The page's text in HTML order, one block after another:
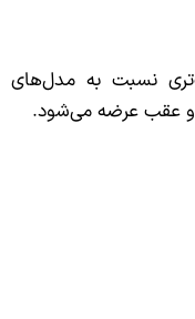
نسبت به مدل‌های
و عقب عرضه می‌شود.